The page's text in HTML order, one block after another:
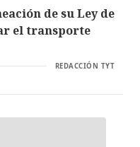
de su Ley de
el transporte
REDACCIÓN TYT